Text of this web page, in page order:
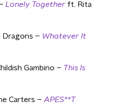
Lonely Together ft. Rita
Dragons – Whatever It
Gambino – This Is
Carters – APES**T